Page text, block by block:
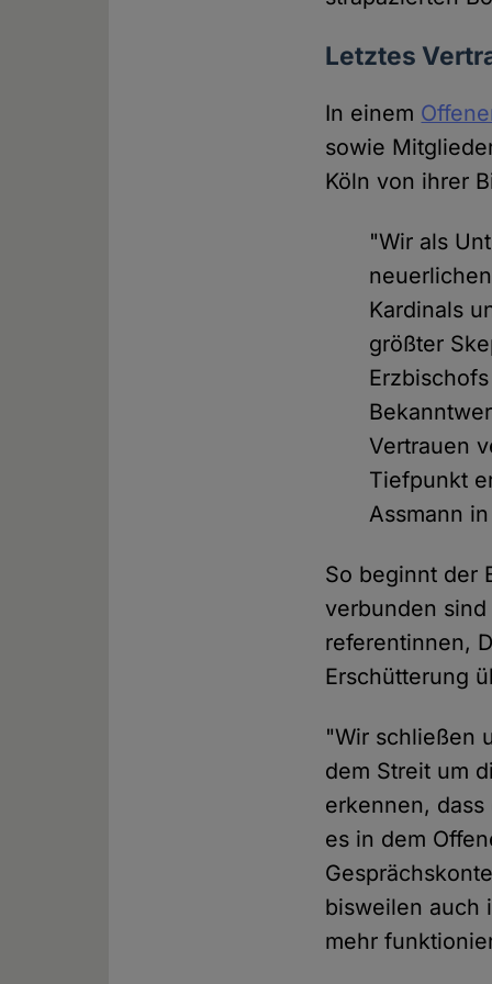
Letztes
In einem
sowie
Köln von ihrer
"Wir als
Kardinals
größter
Vertrauen
Tiefpunkt
Assmann
So beginnt der
verbunden
referentinnen,
Erschütterung
"Wir schließen
dem Streit um
erkennen,
es in dem
bisweilen auch
mehr